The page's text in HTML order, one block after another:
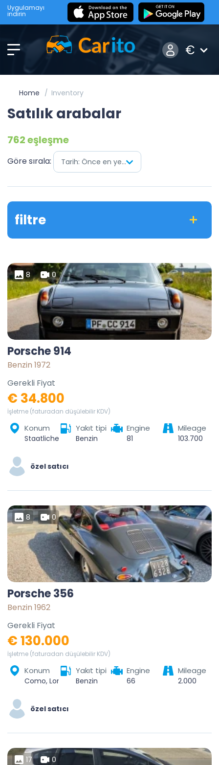
Uygulamayı
indirin
€
Home Inventory
Satılık arabalar
762 eşleşme
Göre sırala: Tarih: Önce en yenisi
filtre
8 0
Porsche 914
Benzin 1972
Gerekli Fiyat
€ 34.800
İşletme (faturadan düşülebilir KDV)
Konum Yakıt tipi
Benzin
Engine
81
Mileage
103.700
özel satıcı
8 0
Porsche 356
Benzin 1962
Gerekli Fiyat
€ 130.000
İşletme (faturadan düşülebilir KDV)
Konum Yakıt tipi
Benzin
Engine
66
Mileage
2.000
özel satıcı
17 0